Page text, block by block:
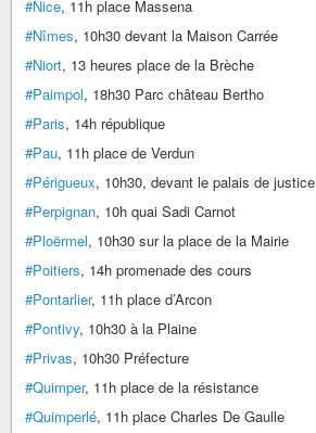
#Nice, 11h place Massena
#Nîmes, 10h30 devant la Maison Carrée
#Niort, 13 heures place de la Brèche
#Paimpol, 18h30 Parc château Bertho
#Paris, 14h république
#Pau, 11h place de Verdun
#Périgueux, 10h30, devant le palais de justice
#Perpignan, 10h quai Sadi Carnot
#Ploërmel, 10h30 sur la place de la Mairie
#Poitiers, 14h promenade des cours
#Pontarlier, 11h place d’Arcon
#Pontivy, 10h30 à la Plaine
#Privas, 10h30 Préfecture
#Quimper, 11h place de la résistance
#Quimperlé, 11h place Charles De Gaulle